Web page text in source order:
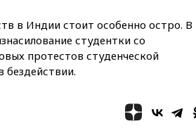
анонсировал скорое
соглашение о прекращении
огня США и Ирана
вчера, 22:15
Путин поручил
в Индии стоит особенно остро. В
студентки со
протестов студенческой